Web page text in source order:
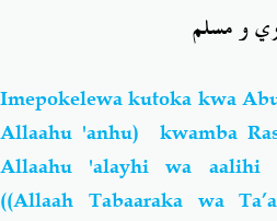
و مسلم
Imepokelewa kutoka kwa
Allaahu 'anhu) kwamba
Allaahu 'alayhi wa aalihi
((Allaah Tabaaraka wa